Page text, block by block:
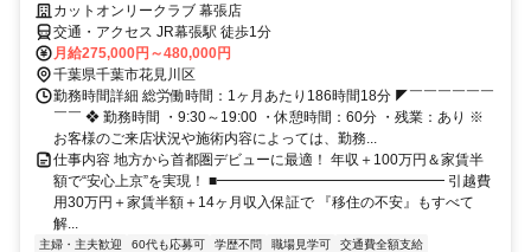
カットオンリークラブ 幕張店
交通・アクセス JR幕張駅 徒歩1分
月給275,000円～480,000円
千葉県千葉市花見川区
勤務時間詳細 総労働時間：1ヶ月あたり186時間18分 ◤￣￣￣￣￣￣
￣￣ ❖ 勤務時間 ・9:30～19:00 ・休憩時間：60分 ・残業：あり ※
お客様のご来店状況や施術内容によっては、勤務...
仕事内容 地方から首都圏デビューに最適！ 年収＋100万円＆家賃半
額で“安心上京”を実現！ ■━━━━━━━━━━━━━━━━ 引越費
用30万円＋家賃半額＋14ヶ月収入保証で 『移住の不安』もすべて
解...
主婦・主夫歓迎 60代も応募可 学歴不問 職場見学可
交通費全額支給